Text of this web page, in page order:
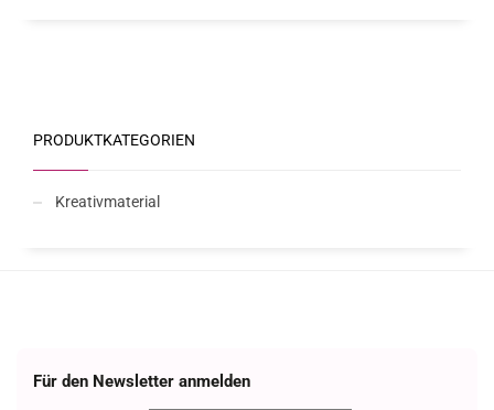
PRODUKTKATEGORIEN
Kreativmaterial
Für den Newsletter anmelden